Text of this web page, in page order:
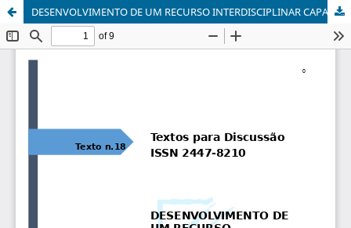
DESENVOLVIMENTO DE UM RECURSO INTERDISCIPLINAR CAPAZ DE COLOCAR EM CONFLITO AS CONCEPÇÕES ALTERNATIVAS DE PESO E MASSA